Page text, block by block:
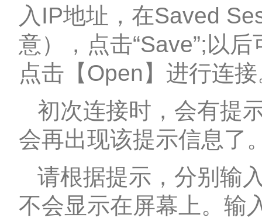
入IP地址，在Saved
意），点击“Save”;以
点击【Open】进行连
初次连接时，会有提
会再出现该提示信息了
请根据提示，分别输
不会显示在屏幕上。输